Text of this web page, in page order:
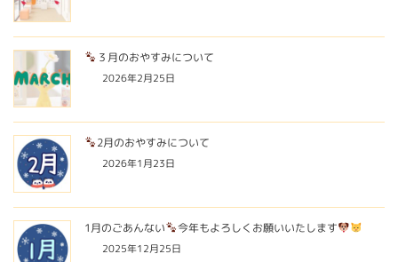
３月のおやすみについて
2026年2月25日
2月のおやすみについて
2026年1月23日
1月のごあんない 今年もよろしくお願いいたします
2025年12月25日